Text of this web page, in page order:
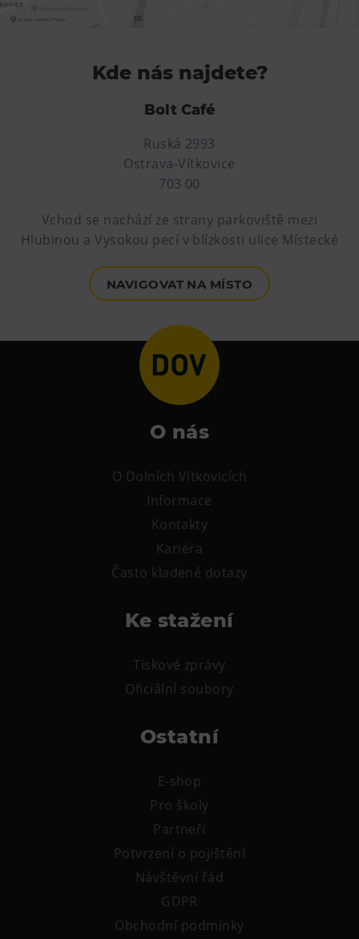
Kde nás najdete?
Bolt Café
Ruská 2993
Ostrava-Vítkovice
703 00
Vchod se nachází ze strany parkoviště mezi
Hlubinou a Vysokou pecí v blízkosti ulice Místecké
NAVIGOVAT NA MÍSTO
O nás
O Dolních Vítkovicích
Informace
Kontakty
Kariéra
Často kladené dotazy
Ke stažení
Tiskové zprávy
Oficiální soubory
Ostatní
E-shop
Pro školy
Partneři
Potvrzení o pojištění
Návštěvní řád
GDPR
Obchodní podmínky